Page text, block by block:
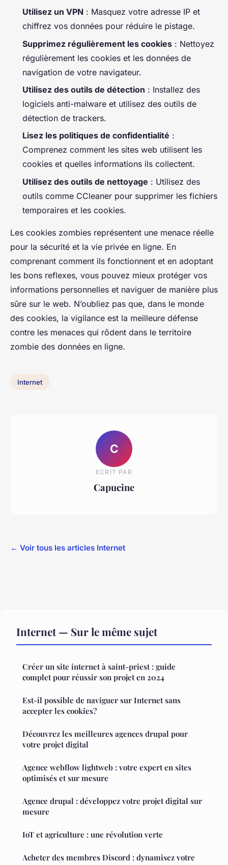
Utilisez un VPN : Masquez votre adresse IP et
chiffrez vos données pour réduire le pistage.
Supprimez régulièrement les cookies : Nettoyez
régulièrement les cookies et les données de
navigation de votre navigateur.
Utilisez des outils de détection : Installez des
logiciels anti-malware et utilisez des outils de
détection de trackers.
Lisez les politiques de confidentialité :
Comprenez comment les sites web utilisent les
cookies et quelles informations ils collectent.
Utilisez des outils de nettoyage : Utilisez des
outils comme CCleaner pour supprimer les fichiers
temporaires et les cookies.
Les cookies zombies représentent une menace réelle
pour la sécurité et la vie privée en ligne. En
comprenant comment ils fonctionnent et en adoptant
les bons reflexes, vous pouvez mieux protéger vos
informations personnelles et naviguer de manière plus
sûre sur le web. N’oubliez pas que, dans le monde
des cookies, la vigilance est la meilleure défense
contre les menaces qui rôdent dans le territoire
zombie des données en ligne.
Internet
C
ECRIT PAR
Capucine
← Voir tous les articles Internet
Internet — Sur le même sujet
Créer un site internet à saint-priest : guide
complet pour réussir son projet en 2024
Est-il possible de naviguer sur Internet sans
accepter les cookies?
Découvrez les meilleures agences drupal pour
votre projet digital
Agence webflow lightweb : votre expert en sites
optimisés et sur mesure
Agence drupal : développez votre projet digital sur
mesure
IoT et agriculture : une révolution verte
Acheter des membres Discord : dynamisez votre